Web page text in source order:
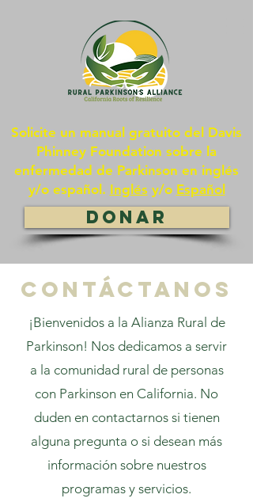
DONAR
Solicite un manual gratuito del Davis
Phinney Foundation sobre la
enfermedad de Parkinson en inglés
y/o español. Inglés y/o Español
CONTÁCTaNOS
¡Bienvenidos a la Alianza Rural de
Parkinson! Nos dedicamos a servir
a la comunidad rural de personas
con Parkinson en California. No
duden en contactarnos si tienen
alguna pregunta o si desean más
información sobre nuestros
programas y servicios.